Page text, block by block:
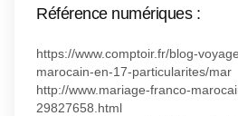
Référence numériques :
https://www.comptoir.fr/blog-
marocain-en-17-particularites/mar
http://www.mariage-franco-
29827658.html